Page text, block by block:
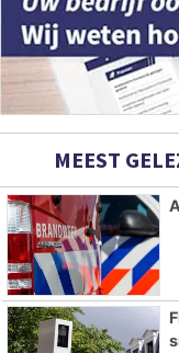
MEEST